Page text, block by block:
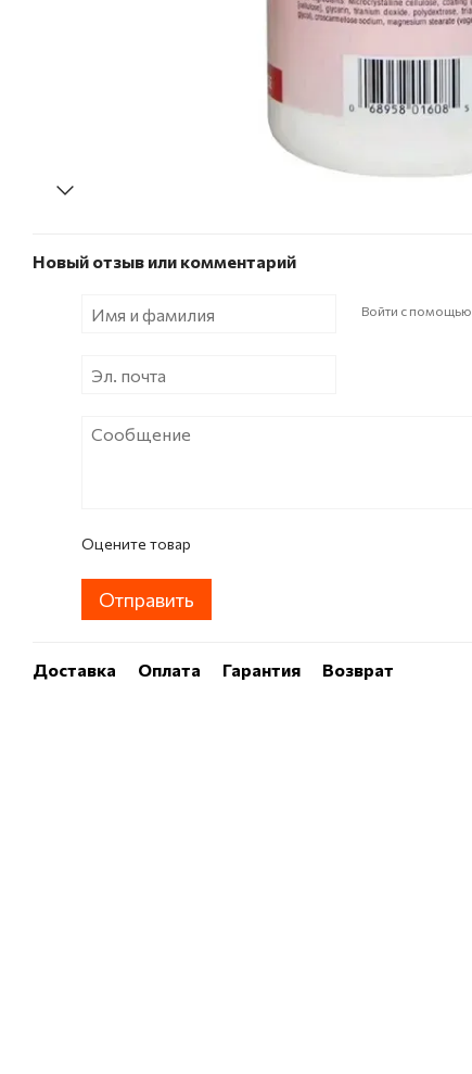
Новый отзыв или комментарий
Войти с помощью
Оцените товар
Отправить
Доставка Оплата Гарантия Возврат